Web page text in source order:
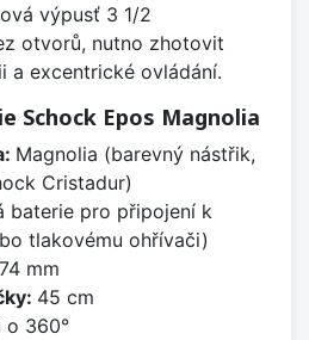
výpusť 3 1/2
otvorů, nutno zhotovit
a excentrické ovládání.
Schock Epos Magnolia
Magnolia (barevný nástřik,
Cristadur)
baterie pro připojení k
tlakovému ohřívači)
mm
45 cm
o 360°